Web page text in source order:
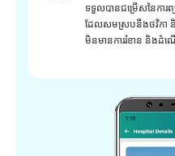
ទទួលបានជម្រើសនៃការព្
ដែលសមស្របនឹងថវិកា
មិនមានការរំខាន និងដំណើ